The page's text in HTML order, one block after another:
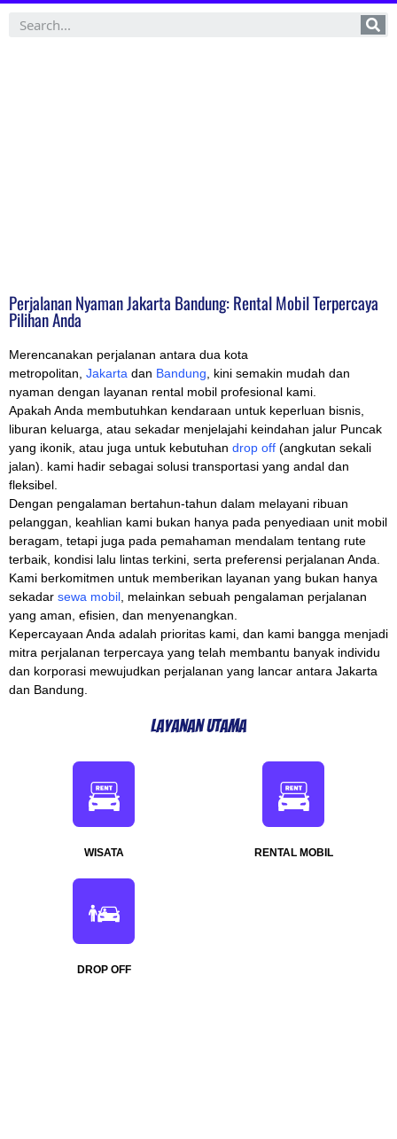
Perjalanan Nyaman Jakarta Bandung: Rental Mobil Terpercaya
Pilihan Anda
Merencanakan perjalanan antara dua kota
metropolitan, Jakarta dan Bandung , kini semakin mudah dan
nyaman dengan layanan rental mobil profesional kami.
Apakah Anda membutuhkan kendaraan untuk keperluan bisnis,
liburan keluarga, atau sekadar menjelajahi keindahan jalur Puncak
yang ikonik, atau juga untuk kebutuhan drop off (angkutan sekali
jalan). kami hadir sebagai solusi transportasi yang andal dan
fleksibel.
Dengan pengalaman bertahun-tahun dalam melayani ribuan
pelanggan, keahlian kami bukan hanya pada penyediaan unit mobil
beragam, tetapi juga pada pemahaman mendalam tentang rute
terbaik, kondisi lalu lintas terkini, serta preferensi perjalanan Anda.
Kami berkomitmen untuk memberikan layanan yang bukan hanya
sekadar sewa mobil , melainkan sebuah pengalaman perjalanan
yang aman, efisien, dan menyenangkan.
Kepercayaan Anda adalah prioritas kami, dan kami bangga menjadi
mitra perjalanan terpercaya yang telah membantu banyak individu
dan korporasi mewujudkan perjalanan yang lancar antara Jakarta
dan Bandung.
Layanan Utama
WISATA RENTAL MOBIL
DROP OFF